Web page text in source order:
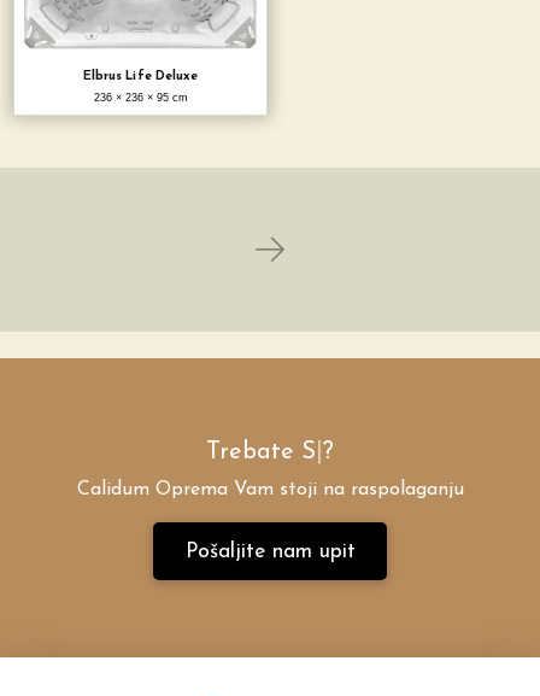
Elbrus Life Deluxe
236 × 236 × 95 cm
Next
Trebate Vl |?
Calidum Oprema Vam stoji na raspolaganju
Pošaljite nam upit